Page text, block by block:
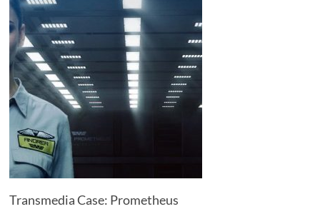
Transmedia Case: Prometheus